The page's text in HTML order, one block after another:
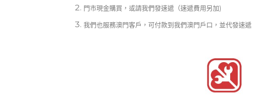
門市現金購買，或請我們發速遞（速遞費用另加)
我們也服務澳門客戶，可付款到我們澳門戶口，並代發速遞